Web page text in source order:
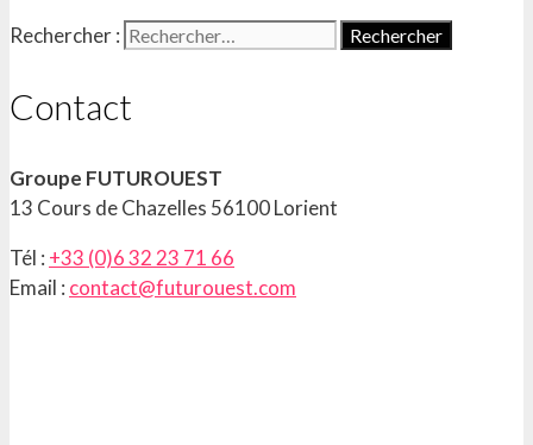
Rechercher :
Contact
Groupe FUTUROUEST
13 Cours de Chazelles 56100 Lorient
Tél : +33 (0)6 32 23 71 66
Email : contact@futurouest.com